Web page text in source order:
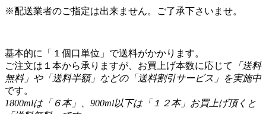
※配送業者のご指定は出来ません。ご了承下さいませ。
基本的に「１個口単位」で送料がかかります。
ご注文は１本から承りますが、お買上げ本数に応じて
「送料
無料」や「送料半額」などの「送料割引サービス」を実施中
です。
1800mlは「６本」、900ml以下は「１２本」お買上げ頂くと